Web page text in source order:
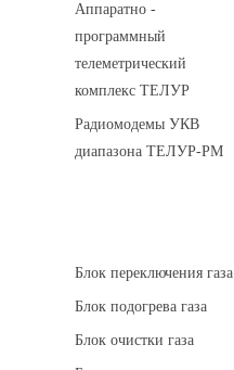
Аппаратно -
программный
телеметрический
комплекс ТЕЛУР
Радиомодемы УКВ
диапазона ТЕЛУР-РМ
Блок переключения газа
Блок подогрева газа
Блок очистки газа